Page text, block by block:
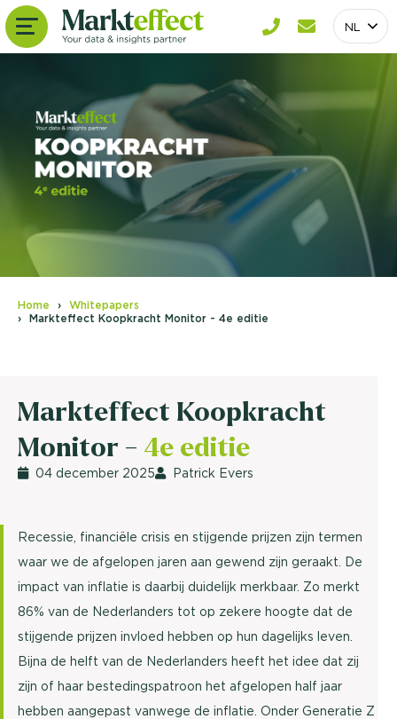
NL
Home
Whitepapers
Markteffect Koopkracht Monitor - 4e editie
Markteffect Koopkracht
Monitor - 4e editie
04 december 2025 Patrick Evers
Recessie, financiële crisis en stijgende prijzen zijn termen
waar we de afgelopen jaren aan gewend zijn geraakt. De
impact van inflatie is daarbij duidelijk merkbaar. Zo merkt
86% van de Nederlanders tot op zekere hoogte dat de
stijgende prijzen invloed hebben op hun dagelijks leven.
Bijna de helft van de Nederlanders heeft het idee dat zij
zijn of haar bestedingspatroon het afgelopen half jaar
hebben aangepast vanwege de inflatie. Onder Generatie Z